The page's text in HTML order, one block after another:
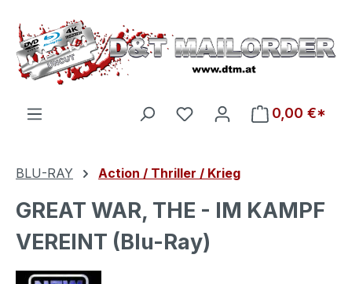
Zum Hauptinhalt springen
Du hast 0 Produkte auf
0,00 €*
BLU-RAY Action / Thriller / Krieg
GREAT WAR, THE - IM KAMPF
VEREINT (Blu-Ray)